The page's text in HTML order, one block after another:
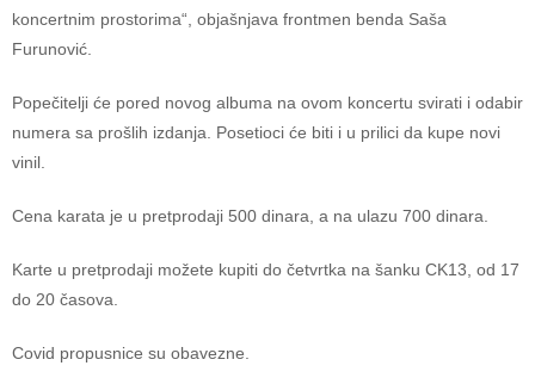
koncertnim prostorima“, objašnjava frontmen benda Saša
Furunović.
Popečitelji će pored novog albuma na ovom koncertu svirati i odabir
numera sa prošlih izdanja. Posetioci će biti i u prilici da kupe novi
vinil.
Cena karata je u pretprodaji 500 dinara, a na ulazu 700 dinara.
Karte u pretprodaji možete kupiti do četvrtka na šanku CK13, od 17
do 20 časova.
Covid propusnice su obavezne.